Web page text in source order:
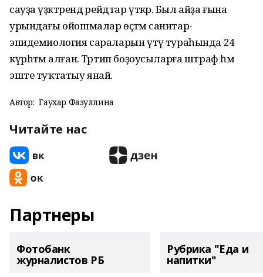
сауҙа үҙәктәрендә рейдтар үткәрә. Был айҙа ғына
урындағы ойошмалар өҫтәмә санитар-
эпидемиология сараларын үтәү тураһында 24
күрһәтмә алған. Тәртип боҙоусыларға штраф һәм
эште туҡтатыу янай.
Автор: Гаухар Фазуллина
Читайте нас
Партнеры
Фотобанк
журналистов РБ
Рубрика "Еда и
напитки"